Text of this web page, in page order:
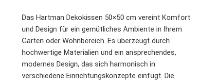
Das Hartman Dekokissen 50×50 cm vereint Komfort
und Design für ein gemütliches Ambiente in Ihrem
Garten oder Wohnbereich. Es überzeugt durch
hochwertige Materialien und ein ansprechendes,
modernes Design, das sich harmonisch in
verschiedene Einrichtungskonzepte einfügt. Die